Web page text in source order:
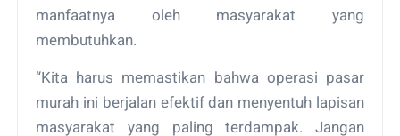
manfaatnya oleh masyarakat yang
membutuhkan.
“Kita harus memastikan bahwa operasi pasar
murah ini berjalan efektif dan menyentuh lapisan
masyarakat yang paling terdampak. Jangan